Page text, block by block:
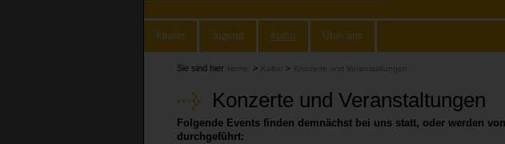
Kinder Jugend Kultur Über uns
Sie sind hier Home > Kultur > Konzerte und Veranstaltungen
Konzerte und Veranstaltungen
Folgende Events finden demnächst bei uns statt, oder werden
durchgeführt: